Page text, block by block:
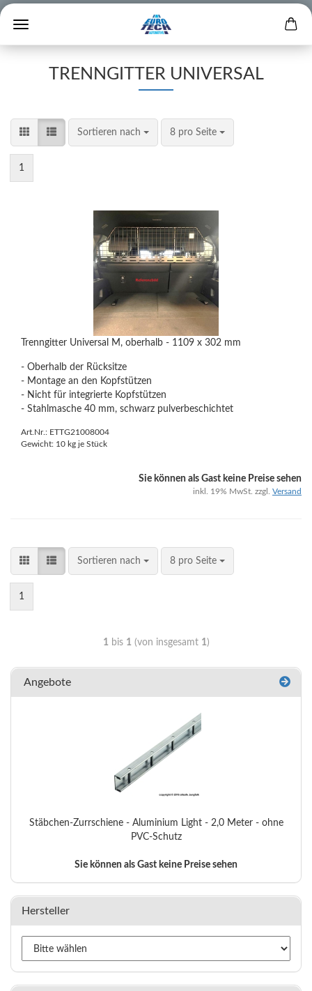
TRENNGITTER UNIVERSAL
Sortieren nach 8 pro Seite
1
Trenngitter Universal M, oberhalb - 1109 x 302 mm
- Oberhalb der Rücksitze
- Montage an den Kopfstützen
- Nicht für integrierte Kopfstützen
- Stahlmasche 40 mm, schwarz pulverbeschichtet
Art.Nr.: ETTG21008004
Gewicht: 10 kg je Stück
Sie können als Gast keine Preise sehen
inkl. 19% MwSt. zzgl. Versand
Sortieren nach 8 pro Seite
1
1bis 1(von insgesamt 1)
Angebote
Stäbchen-Zurrschiene - Aluminium Light - 2,0 Meter - ohne
PVC-Schutz
Sie können als Gast keine Preise sehen
Hersteller